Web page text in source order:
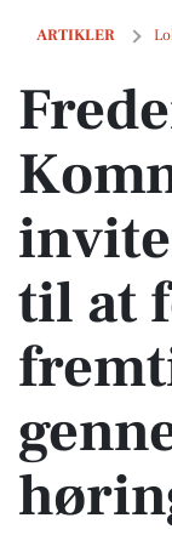
ARTIKLER
til at